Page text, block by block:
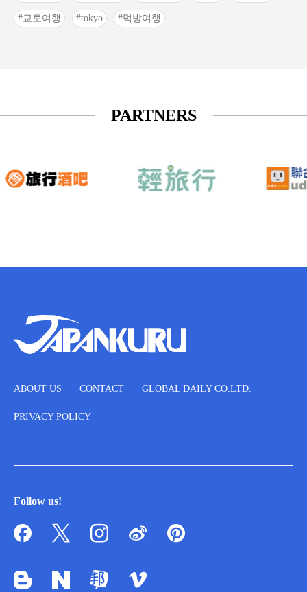
교토여행 tokyo 먹방여행
PARTNERS
ABOUT US CONTACT GLOBAL DAILY CO.LTD.
PRIVACY POLICY
Follow us!